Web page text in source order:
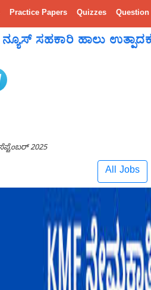
Practice Papers Quizzes
ಸಹಕಾರಿ ಹಾಲು
2025
All Jobs